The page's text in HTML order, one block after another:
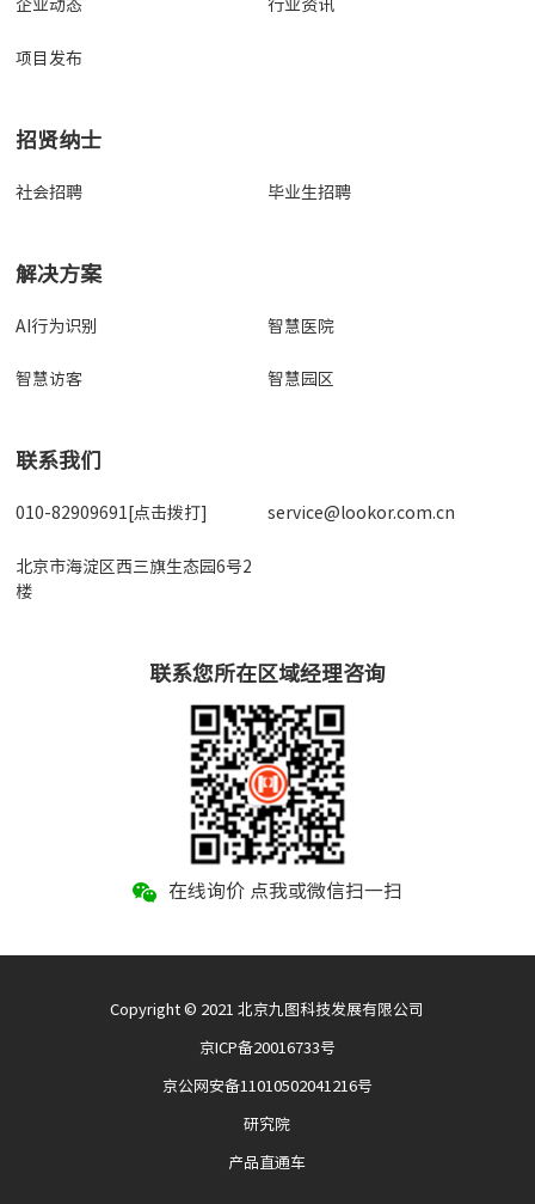
企业动态 行业资讯
项目发布
招贤纳士
社会招聘 毕业生招聘
解决方案
AI行为识别 智慧医院
智慧访客 智慧园区
联系我们
010-82909691[点击拨打] service@lookor.com.cn
北京市海淀区西三旗生态园6号2
楼
联系您所在区域经理咨询
在线询价 点我或微信扫一扫
Copyright © 2021 北京九图科技发展有限公司
京ICP备20016733号
京公网安备11010502041216号
研究院
产品直通车